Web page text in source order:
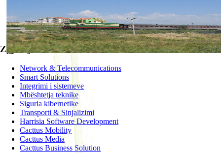
HEKURUDHËN SHQIPTARE
SUCCESSFUL
Zgjidhje
Network & Telecommunications
Smart Solutions
Integrimi i sistemeve
Mbështetja teknike
Siguria kibernetike
Transporti & Sinjalizimi
Harrisia Software Development
Cacttus Mobility
Cacttus Media
Cacttus Business Solution